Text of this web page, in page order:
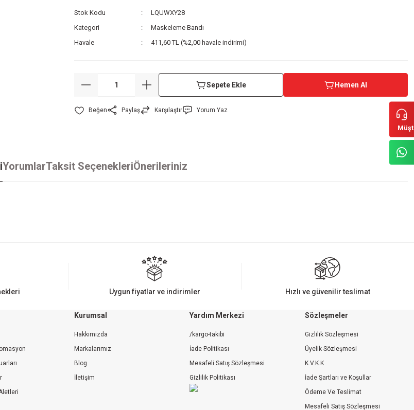
Stok Kodu
LQUWXY28
Kategori
Maskeleme Bandı
Havale
411,60 TL (%2,00 havale indirimi)
Sepete Ekle Hemen Al
Paylaş Karşılaştır Yorum Yaz
YorumlarTaksit SeçenekleriÖnerileriniz
Gönder
Uygun fiyatlar ve indirimler Hızlı ve güvenilir teslimat
Kurumsal
Hakkımızda
Markalarımız
Blog
İletişim
Yardım Merkezi
/kargo-takibi
İade Politikası
Mesafeli Satış Sözleşmesi
Gizlilik Politikası
Sözleşmeler
Gizlilik Sözleşmesi
Üyelik Sözleşmesi
K.V.K.K
İade Şartları ve Koşullar
Ödeme Ve Teslimat
Mesafeli Satış Sözleşmesi